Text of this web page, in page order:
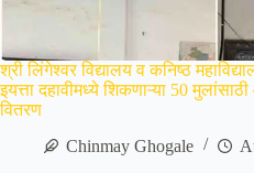
श्री लिंगेश्वर विद्यालय व कनिष्ठ
इयत्ता दहावीमध्ये शिकणाऱ्या 50
वितरण
Chinmay Ghogale